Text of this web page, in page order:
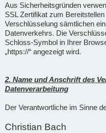
Aus Sicherheitsgründen
SSL Zertifikat zum
Verschlüsselung sämtlichen
Datenverkehrs. Die
Schloss-Symbol in Ihrer
„https://“ angezeigt wird.
2. Name und Anschrift des
Datenverarbeitung
Der Verantwortliche im Sinne
Christian Bach